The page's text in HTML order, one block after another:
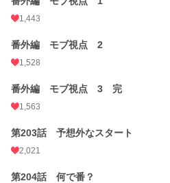
1,443
番外編 モブ視点 2
1,528
番外編 モブ視点 3 完
1,563
第203話 予想外なスタート
2,021
第204話 何で番？